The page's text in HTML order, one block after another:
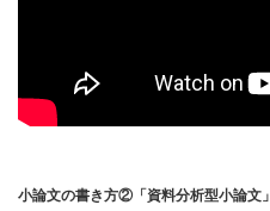
小論文の書き方②「資料分析型小論文」